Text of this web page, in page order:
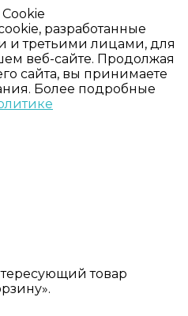
разработанные
и третьими лицами, для
веб-сайте. Продолжая
сайта, вы принимаете
Более подробные
товар